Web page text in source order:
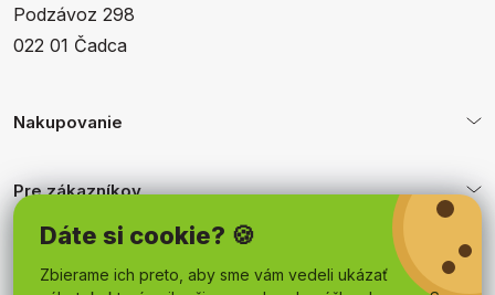
Dáte si cookie? 🍪
Zbierame ich preto, aby sme vám vedeli ukázať
Podzávoz 298
022 01 Čadca
Nakupovanie
Pre zákazníkov